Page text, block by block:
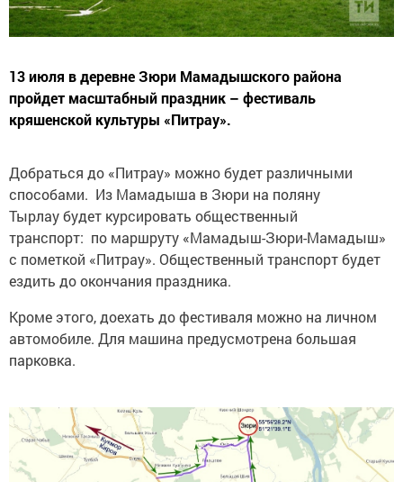
13 июля в деревне Зюри Мамадышского района
пройдет масштабный праздник – фестиваль
кряшенской культуры «Питрау».
Добраться до «Питрау» можно будет различными
способами. Из Мамадыша в Зюри на поляну
Тырлау будет курсировать общественный
транспорт: по маршруту «Мамадыш-Зюри-Мамадыш»
с пометкой «Питрау». Общественный транспорт будет
ездить до окончания праздника.
Кроме этого, доехать до фестиваля можно на личном
автомобиле. Для машина предусмотрена большая
парковка.